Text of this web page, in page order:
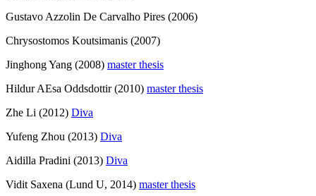
Gustavo Azzolin De Carvalho Pires (2006)
Chrysostomos Koutsimanis (2007)
Jinghong Yang (2008) master thesis
Hildur AEsa Oddsdottir (2010) master thesis
Zhe Li (2012) Diva
Yufeng Zhou (2013) Diva
Aidilla Pradini (2013) Diva
Vidit Saxena (Lund U, 2014) master thesis